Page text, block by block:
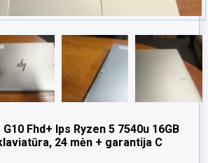
Fhd+ Ips Ryzen 5 7540u 16GB
24 mėn + garantija C